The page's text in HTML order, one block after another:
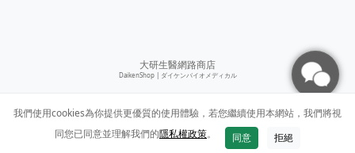
大研生醫網路商店
DaikenShop | ダイケンバイオメディカル
我們使用cookies為你提供更優質的使用體驗，若您繼續使用本網站，我們將視
同您已同意並理解我們的隱私權政策。 同意 拒絕